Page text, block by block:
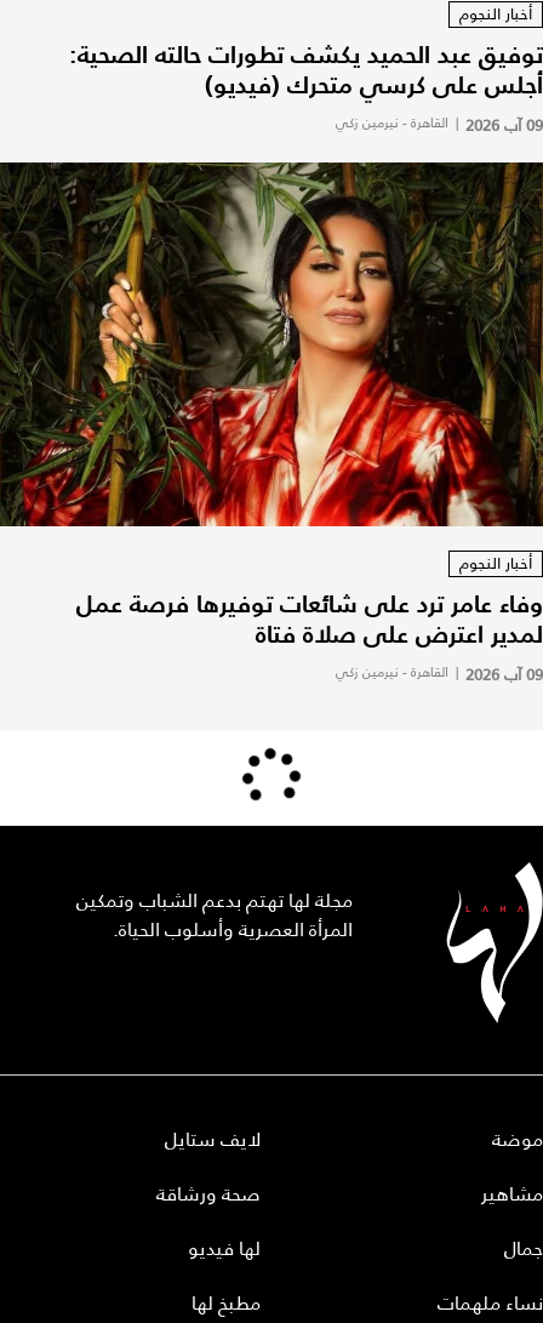
أخبار النجوم
توفيق عبد الحميد يكشف تطورات حالته الصحية:
أجلس على كرسي متحرك (فيديو)
09 آب 2026 | القاهرة - نيرمين زكي
أخبار النجوم
وفاء عامر ترد على شائعات توفيرها فرصة عمل
لمدير اعترض على صلاة فتاة
09 آب 2026 | القاهرة - نيرمين زكي
مجلة لها تهتم بدعم الشباب وتمكين
المرأة العصرية وأسلوب الحياة.
موضة
مشاهير
جمال
نساء ملهمات
لايف ستايل
صحة ورشاقة
لها فيديو
مطبخ لها